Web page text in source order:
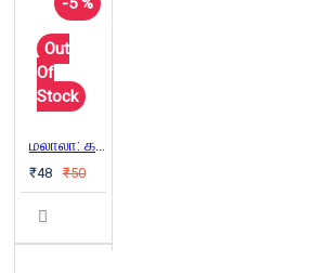
Out
Of
Stock
மலாலா: கரும்பலகையின் யுத்தம்
₹48 ₹50